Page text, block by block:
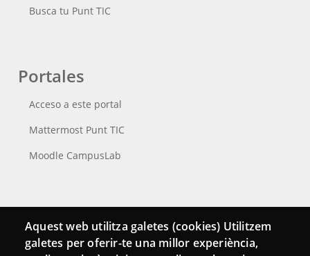
Busca tu Punt TIC
Portales
Acceso a este portal
Mattermost Punt TIC
Moodle CampusLab
Conecta
Contacto
Aquest web utilitza galetes (cookies) Utilitzem
galetes per oferir-te una millor experiència,